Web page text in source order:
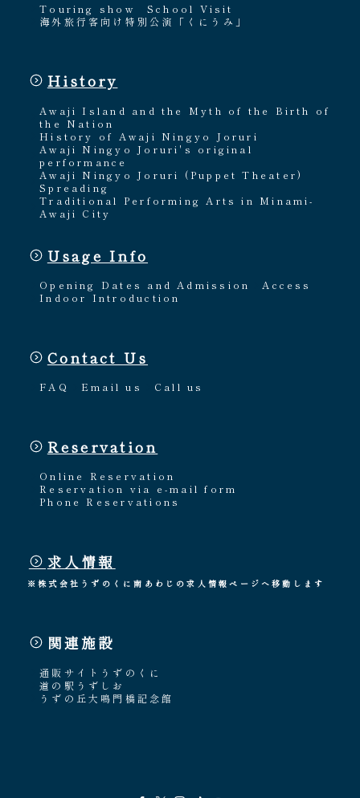
Touring show
School Visit
海外旅行客向け特別公演「くにうみ」
History
Awaji Island and the Myth of the Birth of
the Nation
History of Awaji Ningyo Joruri
Awaji Ningyo Joruri's original
performance
Awaji Ningyo Joruri (Puppet Theater)
Spreading
Traditional Performing Arts in Minami-
Awaji City
Usage Info
Opening Dates and Admission
Access
Indoor Introduction
Contact Us
FAQ Email us Call us
Reservation
Online Reservation
Reservation via e-mail form
Phone Reservations
求人情報
※株式会社うずのくに南あわじの求人情報ページへ移動します
関連施設
通販サイトうずのくに
道の駅うずしお
うずの丘大鳴門橋記念館